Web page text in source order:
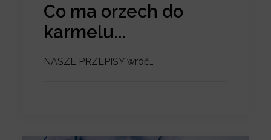
Co ma orzech do
karmelu...
NASZE PRZEPISY wróć…